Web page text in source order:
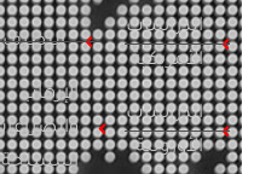
الدراسات
الأمريكية
الدراسات
الأوروبية
التطرف
الإرهاب
والصراعات
المسلحة